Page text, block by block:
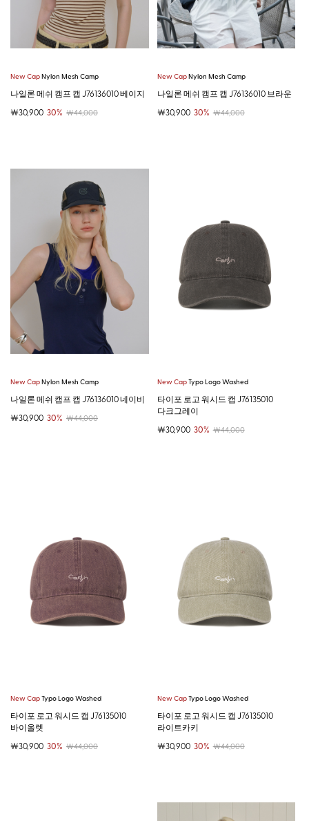
New CapNylon Mesh Camp
나일론 메쉬 캠프 캡 J76136010 베이지
￦30,900 30% ￦44,000
New CapNylon Mesh Camp
나일론 메쉬 캠프 캡 J76136010 브라운
￦30,900 30% ￦44,000
New CapNylon Mesh Camp
나일론 메쉬 캠프 캡 J76136010 네이비
￦30,900 30% ￦44,000
New CapTypo Logo Washed
타이포 로고 워시드 캡 J76135010
다크그레이
￦30,900 30% ￦44,000
New CapTypo Logo Washed
타이포 로고 워시드 캡 J76135010
바이올렛
￦30,900 30% ￦44,000
New CapTypo Logo Washed
타이포 로고 워시드 캡 J76135010
라이트카키
￦30,900 30% ￦44,000